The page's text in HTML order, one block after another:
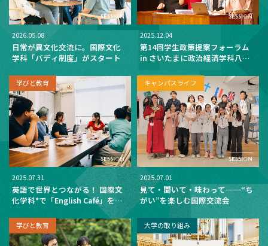
2026.05.08
日常が異文化交流に。国際文化
学科「バディ制度」がスタート
2025.12.04
第14回学生政策提案フォーラム
in さいたまに政治経済学科八木
中心とした多文化共生の提案を
発信 ―
学びと教育
2025.07.31
英語で世界とつながる！ 国際文
化学科*で「English Café」を開
キャンパスライフ
2025.07.01
見て・聞いて・味わって──“ち
がい”を楽しむ国際交流会
学びと教育 大学の取り組み